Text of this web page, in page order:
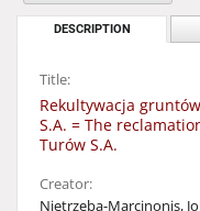
DESCRIPTION
Title:
Rekultywacja
S.A. = The
Turów S.A.
Creator:
Nietrzeba-Marcinonis,